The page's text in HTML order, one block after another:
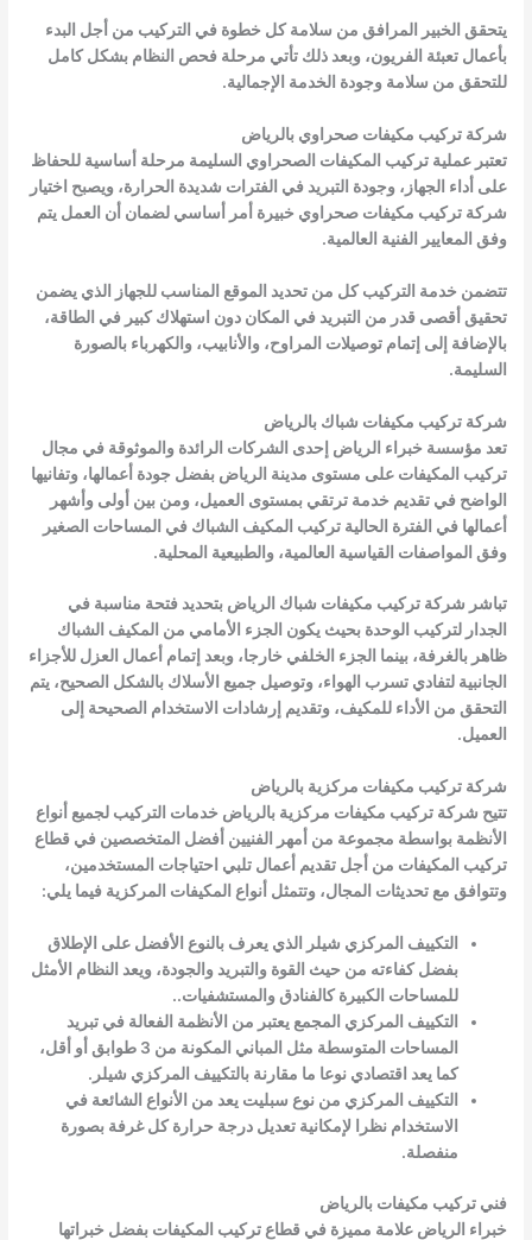
يتحقق الخبير المرافق من سلامة كل خطوة في التركيب من أجل البدء
بأعمال تعبئة الفريون، وبعد ذلك تأتي مرحلة فحص النظام بشكل كامل
للتحقق من سلامة وجودة الخدمة الإجمالية.
شركة تركيب مكيفات صحراوي بالرياض
تعتبر عملية تركيب المكيفات الصحراوي السليمة مرحلة أساسية للحفاظ
على أداء الجهاز، وجودة التبريد في الفترات شديدة الحرارة، ويصبح اختيار
شركة تركيب مكيفات صحراوي خبيرة أمر أساسي لضمان أن العمل يتم
وفق المعايير الفنية العالمية.
تتضمن خدمة التركيب كل من تحديد الموقع المناسب للجهاز الذي يضمن
تحقيق أقصى قدر من التبريد في المكان دون استهلاك كبير في الطاقة،
بالإضافة إلى إتمام توصيلات المراوح، والأنابيب، والكهرباء بالصورة
السليمة.
شركة تركيب مكيفات شباك بالرياض
تعد مؤسسة خبراء الرياض إحدى الشركات الرائدة والموثوقة في مجال
تركيب المكيفات على مستوى مدينة الرياض بفضل جودة أعمالها، وتفانيها
الواضح في تقديم خدمة ترتقي بمستوى العميل، ومن بين أولى وأشهر
أعمالها في الفترة الحالية تركيب المكيف الشباك في المساحات الصغير
وفق المواصفات القياسية العالمية، والطبيعية المحلية.
تباشر شركة تركيب مكيفات شباك الرياض بتحديد فتحة مناسبة في
الجدار لتركيب الوحدة بحيث يكون الجزء الأمامي من المكيف الشباك
ظاهر بالغرفة، بينما الجزء الخلفي خارجا، وبعد إتمام أعمال العزل للأجزاء
الجانبية لتفادي تسرب الهواء، وتوصيل جميع الأسلاك بالشكل الصحيح، يتم
التحقق من الأداء للمكيف، وتقديم إرشادات الاستخدام الصحيحة إلى
العميل.
شركة تركيب مكيفات مركزية بالرياض
تتيح شركة تركيب مكيفات مركزية بالرياض خدمات التركيب لجميع أنواع
الأنظمة بواسطة مجموعة من أمهر الفنيين أفضل المتخصصين في قطاع
تركيب المكيفات من أجل تقديم أعمال تلبي احتياجات المستخدمين،
وتتوافق مع تحديثات المجال، وتتمثل أنواع المكيفات المركزية فيما يلي:
التكييف المركزي شيلر الذي يعرف بالنوع الأفضل على الإطلاق
بفضل كفاءته من حيث القوة والتبريد والجودة، ويعد النظام الأمثل
للمساحات الكبيرة كالفنادق والمستشفيات..
التكييف المركزي المجمع يعتبر من الأنظمة الفعالة في تبريد
المساحات المتوسطة مثل المباني المكونة من 3 طوابق أو أقل،
كما يعد اقتصادي نوعا ما مقارنة بالتكييف المركزي شيلر.
التكييف المركزي من نوع سبليت يعد من الأنواع الشائعة في
الاستخدام نظرا لإمكانية تعديل درجة حرارة كل غرفة بصورة
منفصلة.
فني تركيب مكيفات بالرياض
خبراء الرياض علامة مميزة في قطاع تركيب المكيفات بفضل خبراتها